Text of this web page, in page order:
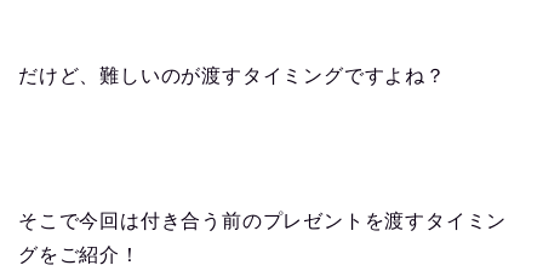
だけど、難しいのが渡すタイミングですよね？
そこで今回は付き合う前のプレゼントを渡すタイミン
グをご紹介！